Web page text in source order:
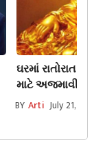
ઘરમાં રાતોરાત
માટે અજમાવી
ચમત્કારી ઉપાય
BY Arti July 21,